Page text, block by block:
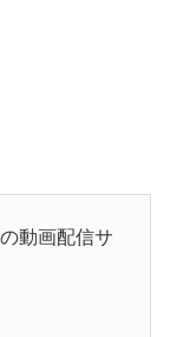
動画配信サ